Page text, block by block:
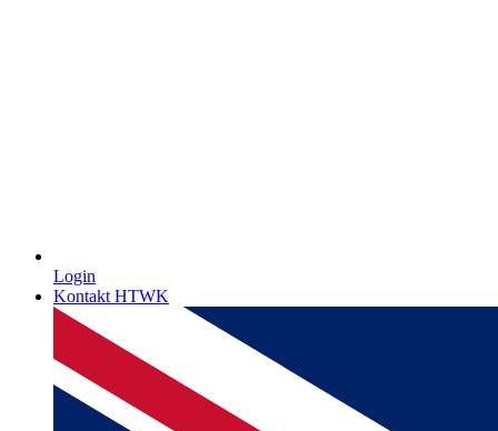
Login
Kontakt HTWK